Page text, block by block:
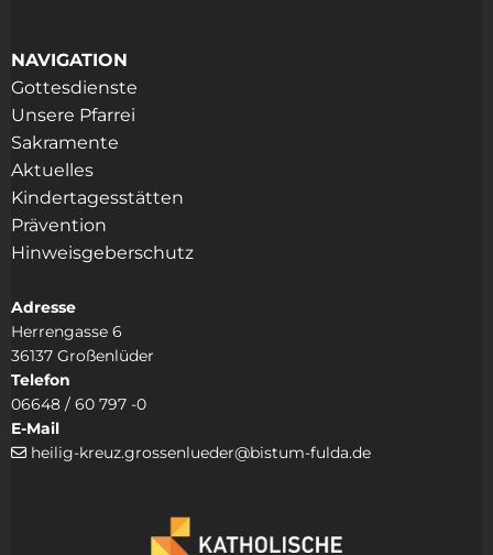
NAVIGATION
Gottesdienste
Unsere Pfarrei
Sakramente
Aktuelles
Kindertagesstätten
Prävention
Hinweisgeberschutz
Adresse
Herrengasse 6
36137 Großenlüder
Telefon
06648 / 60 797 -0
E-Mail
 heilig-kreuz.grossenlueder@bistum-fulda.de